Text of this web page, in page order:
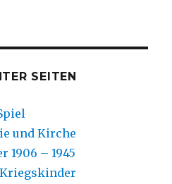
SEITEN
und Kirche
1906 – 1945